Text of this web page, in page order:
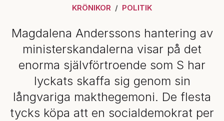
KRÖNIKOR POLITIK
Magdalena Anderssons hantering av
ministerskandalerna visar på det
enorma självförtroende som S har
lyckats skaffa sig genom sin
långvariga makthegemoni. De flesta
tycks köpa att en socialdemokrat per